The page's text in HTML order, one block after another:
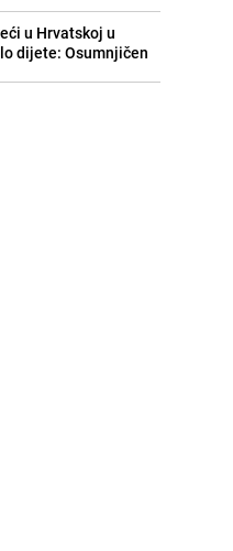
u Hrvatskoj u
dijete: Osumnjičen